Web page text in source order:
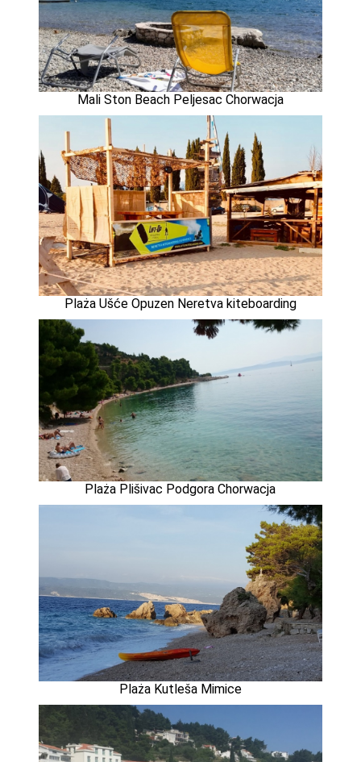
Mali Ston Beach Peljesac Chorwacja
Plaża Ušće Opuzen Neretva kiteboarding
Plaża Plišivac Podgora Chorwacja
Plaża Kutleša Mimice